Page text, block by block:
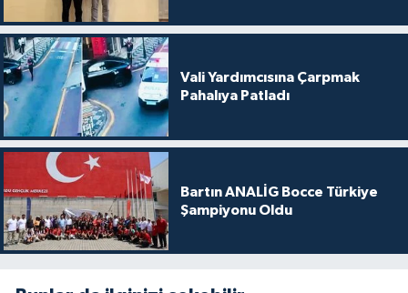
Vali Yardımcısına Çarpmak
Pahalıya Patladı
Bartın ANALİG Bocce Türkiye
Şampiyonu Oldu